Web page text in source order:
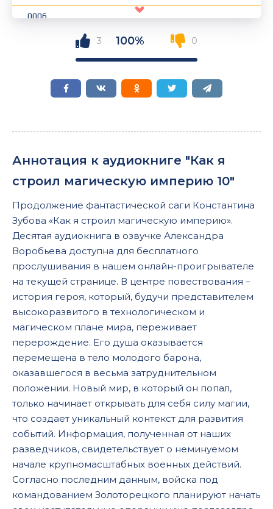
0006
0013
0014
0015
0017
0018
0019
0020
3 100% 0
Аннотация к аудиокниге "Как я
строил магическую империю 10"
Продолжение фантастической саги Константина
Зубова «Как я строил магическую империю».
Десятая аудиокнига в озвучке Александра
Воробьева доступна для бесплатного
прослушивания в нашем онлайн-проигрывателе
на текущей странице. В центре повествования –
история героя, который, будучи представителем
высокоразвитого в технологическом и
магическом плане мира, переживает
перерождение. Его душа оказывается
перемещена в тело молодого барона,
оказавшегося в весьма затруднительном
положении. Новый мир, в который он попал,
только начинает открывать для себя силу магии,
что создает уникальный контекст для развития
событий. Информация, полученная от наших
разведчиков, свидетельствует о неминуемом
начале крупномасштабных военных действий.
Согласно последним данным, войска под
командованием Золоторецкого планируют начать